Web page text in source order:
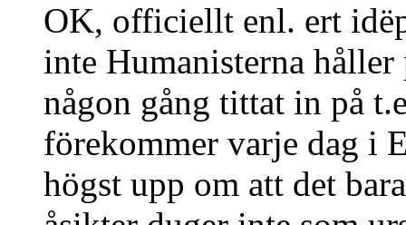
OK, officiellt enl. ert
inte Humanisterna
någon gång tittat in på
förekommer varje dag i
högst upp om att det